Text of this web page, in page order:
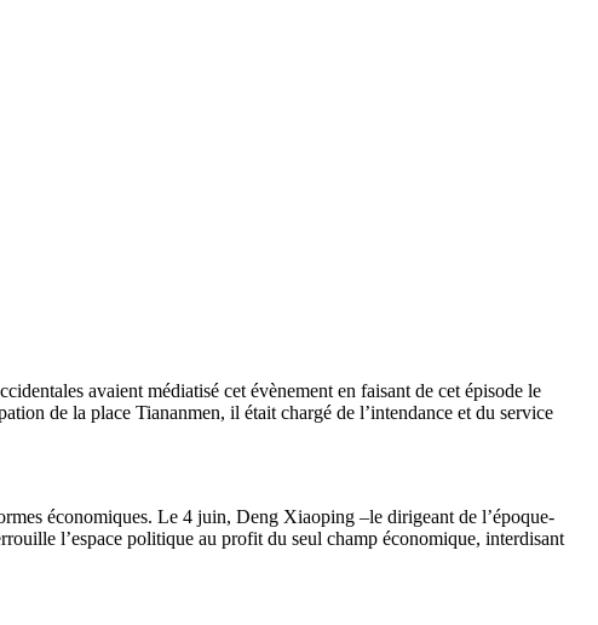
avaient médiatisé cet évènement en faisant de cet épisode le
de la place Tiananmen, il était chargé de l’intendance et du service
économiques. Le 4 juin, Deng Xiaoping –le dirigeant de l’époque-
l’espace politique au profit du seul champ économique, interdisant